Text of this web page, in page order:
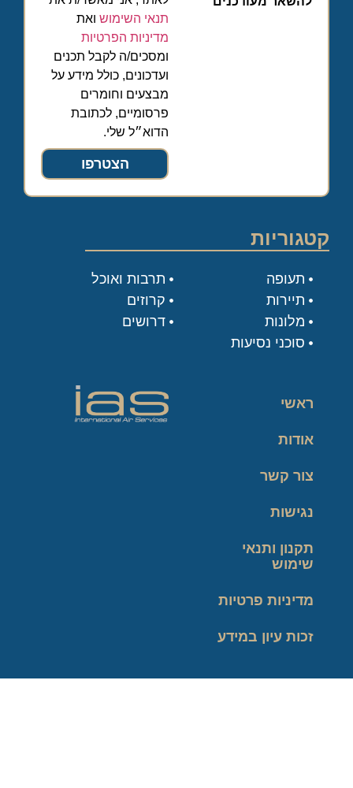
תנאי השימושואת
מדיניות הפרטיות
ומסכים/ה לקבל תכנים
ועדכונים, כולל מידע על
מבצעים וחומרים
פרסומיים, לכתובת
הדוא״ל שלי.
הצטרפו
קטגוריות
תעופה
תיירות
מלונות
סוכני נסיעות
תרבות ואוכל
קרוזים
דרושים
ראשי
אודות
צור קשר
נגישות
תקנון ותנאי
שימוש
מדיניות פרטיות
זכות עיון במידע